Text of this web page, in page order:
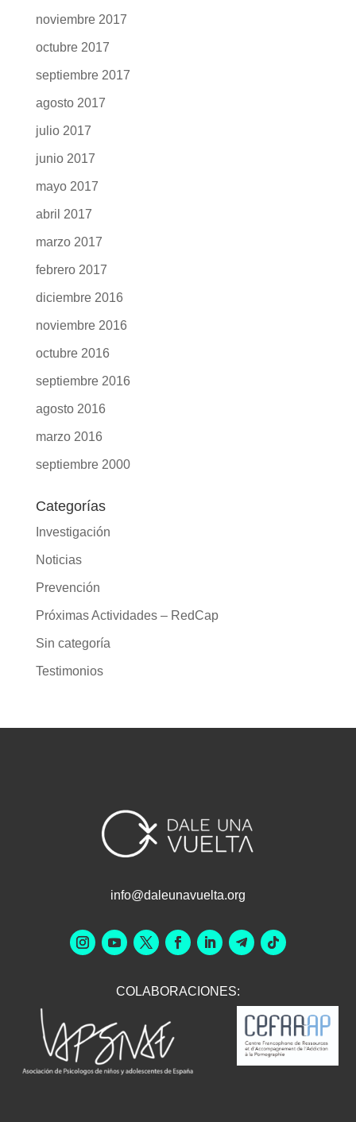
noviembre 2017
octubre 2017
septiembre 2017
agosto 2017
julio 2017
junio 2017
mayo 2017
abril 2017
marzo 2017
febrero 2017
diciembre 2016
noviembre 2016
octubre 2016
septiembre 2016
agosto 2016
marzo 2016
septiembre 2000
Categorías
Investigación
Noticias
Prevención
Próximas Actividades – RedCap
Sin categoría
Testimonios
info@daleunavuelta.org
COLABORACIONES: